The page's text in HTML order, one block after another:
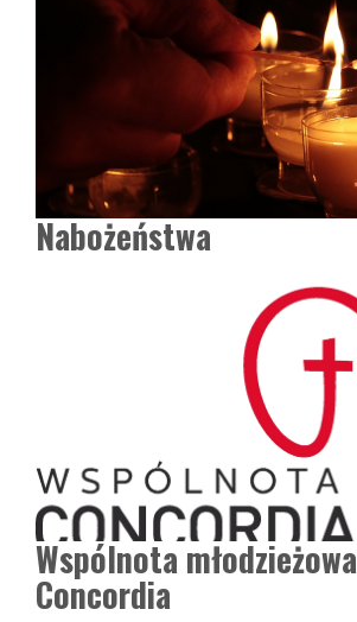
Nabożeństwa
Wspólnota młodzieżowa
Concordia